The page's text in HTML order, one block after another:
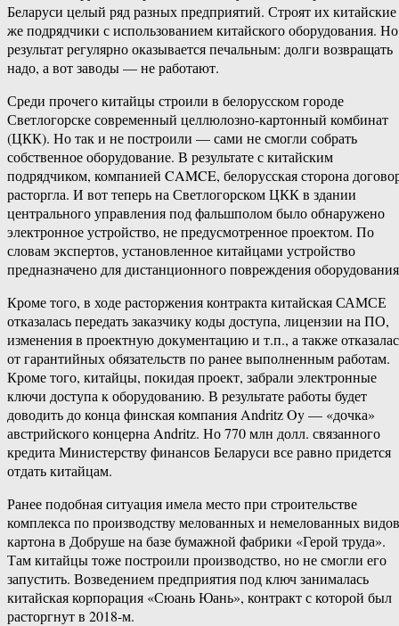
Беларуси целый ряд разных предприятий. Строят их китайские
же подрядчики с использованием китайского оборудования. Но
результат регулярно оказывается печальным: долги возвращать
надо, а вот заводы — не работают.
Среди прочего китайцы строили в белорусском городе
Светлогорске современный целлюлозно-картонный комбинат
(ЦКК). Но так и не построили — сами не смогли собрать
собственное оборудование. В результате с китайским
подрядчиком, компанией CAMCE, белорусская сторона
расторгла. И вот теперь на Светлогорском ЦКК в здании
центрального управления под фальшполом было обнаружено
электронное устройство, не предусмотренное проектом. По
словам экспертов, установленное китайцами устройство
предназначено для дистанционного повреждения
Кроме того, в ходе расторжения контракта китайская САМСЕ
отказалась передать заказчику коды доступа, лицензии на ПО,
изменения в проектную документацию и т.п., а также
от гарантийных обязательств по ранее выполненным работам.
Кроме того, китайцы, покидая проект, забрали электронные
ключи доступа к оборудованию. В результате работы будет
доводить до конца финская компания Andritz Oy — «дочка»
австрийского концерна Andritz. Но 770 млн долл. связанного
кредита Министерству финансов Беларуси все равно придется
отдать китайцам.
Ранее подобная ситуация имела место при строительстве
комплекса по производству мелованных и немелованных видов
картона в Добруше на базе бумажной фабрики «Герой труда».
Там китайцы тоже построили производство, но не смогли его
запустить. Возведением предприятия под ключ занималась
китайская корпорация «Сюань Юань», контракт с которой был
расторгнут в 2018-м.